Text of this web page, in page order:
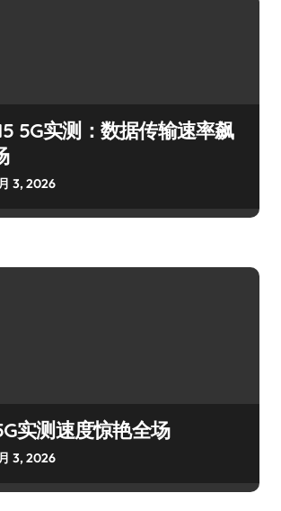
5G实测：数据传输速率飙
3, 2026
实测速度惊艳全场
3, 2026